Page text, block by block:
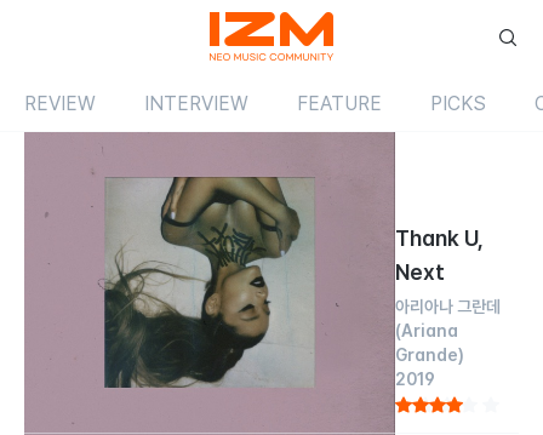
REVIEW INTERVIEW FEATURE PICKS
Thank U,
Next
아리아나 그란데
(Ariana
Grande)
2019